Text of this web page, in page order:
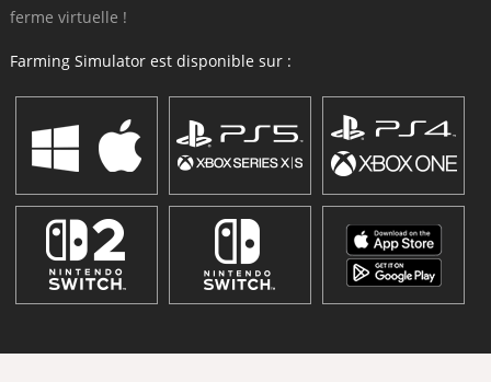
ferme virtuelle !
Farming Simulator est disponible sur :